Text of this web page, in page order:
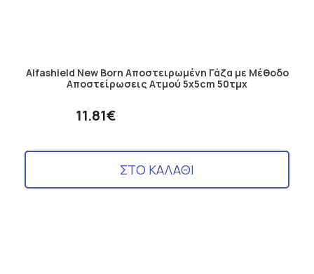
Alfashield New Born Αποστειρωμένη Γάζα με Μέθοδο
Αποστείρωσεις Ατμού 5x5cm 50τμχ
11.81€
ΣΤΟ ΚΑΛΑΘΙ